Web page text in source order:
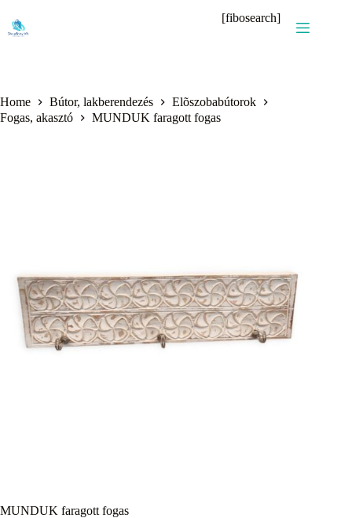
content
[fibosearch]
Home Bútor, lakberendezés
Elõszobabútorok
Fogas, akasztó
MUNDUK faragott fogas
MUNDUK faragott fogas